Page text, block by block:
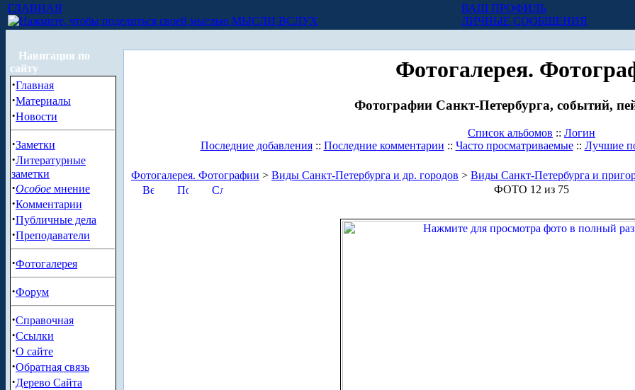
ГЛАВНАЯ
МЫСЛИ ВСЛУХ
ВАШ ПРОФИЛЬ
ЛИЧНЫЕ СООБЩЕНИЯ
Навигация по
сайту
·Главная
·Материалы
·Новости
·Заметки
·Литературные
заметки
·Особое мнение
·Комментарии
·Публичные дела
·Преподаватели
·Фотогалерея
·Форум
·Справочная
·Ссылки
·О сайте
·Обратная связь
·Дерево Сайта
Фотогалерея.
Фотографии Санкт-Петербурга, событий,
Список альбомов :: Логин
Последние добавления:: Последние комментарии :: Часто просматриваемые:: Лучшие
Фотогалерея. Фотографии > Виды Санкт-Петербурга и др. городов > Виды Санкт-Петербурга и
ФОТО 12 из 75